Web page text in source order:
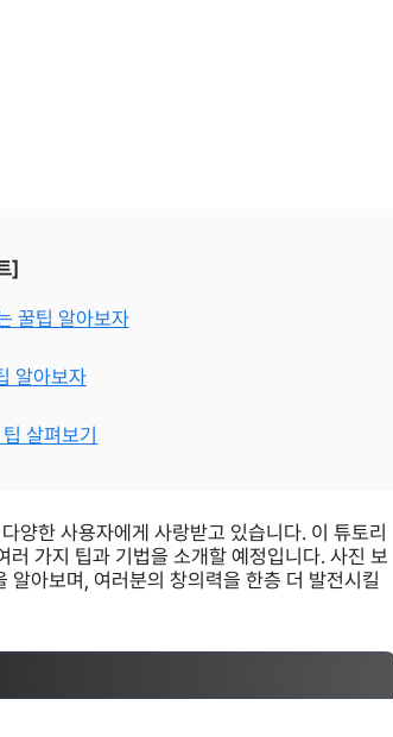
]
꿀팁 알아보자
알아보자
살펴보기
양한 사용자에게 사랑받고 있습니다. 이 튜토리
가지 팁과 기법을 소개할 예정입니다. 사진 보
아보며, 여러분의 창의력을 한층 더 발전시킬